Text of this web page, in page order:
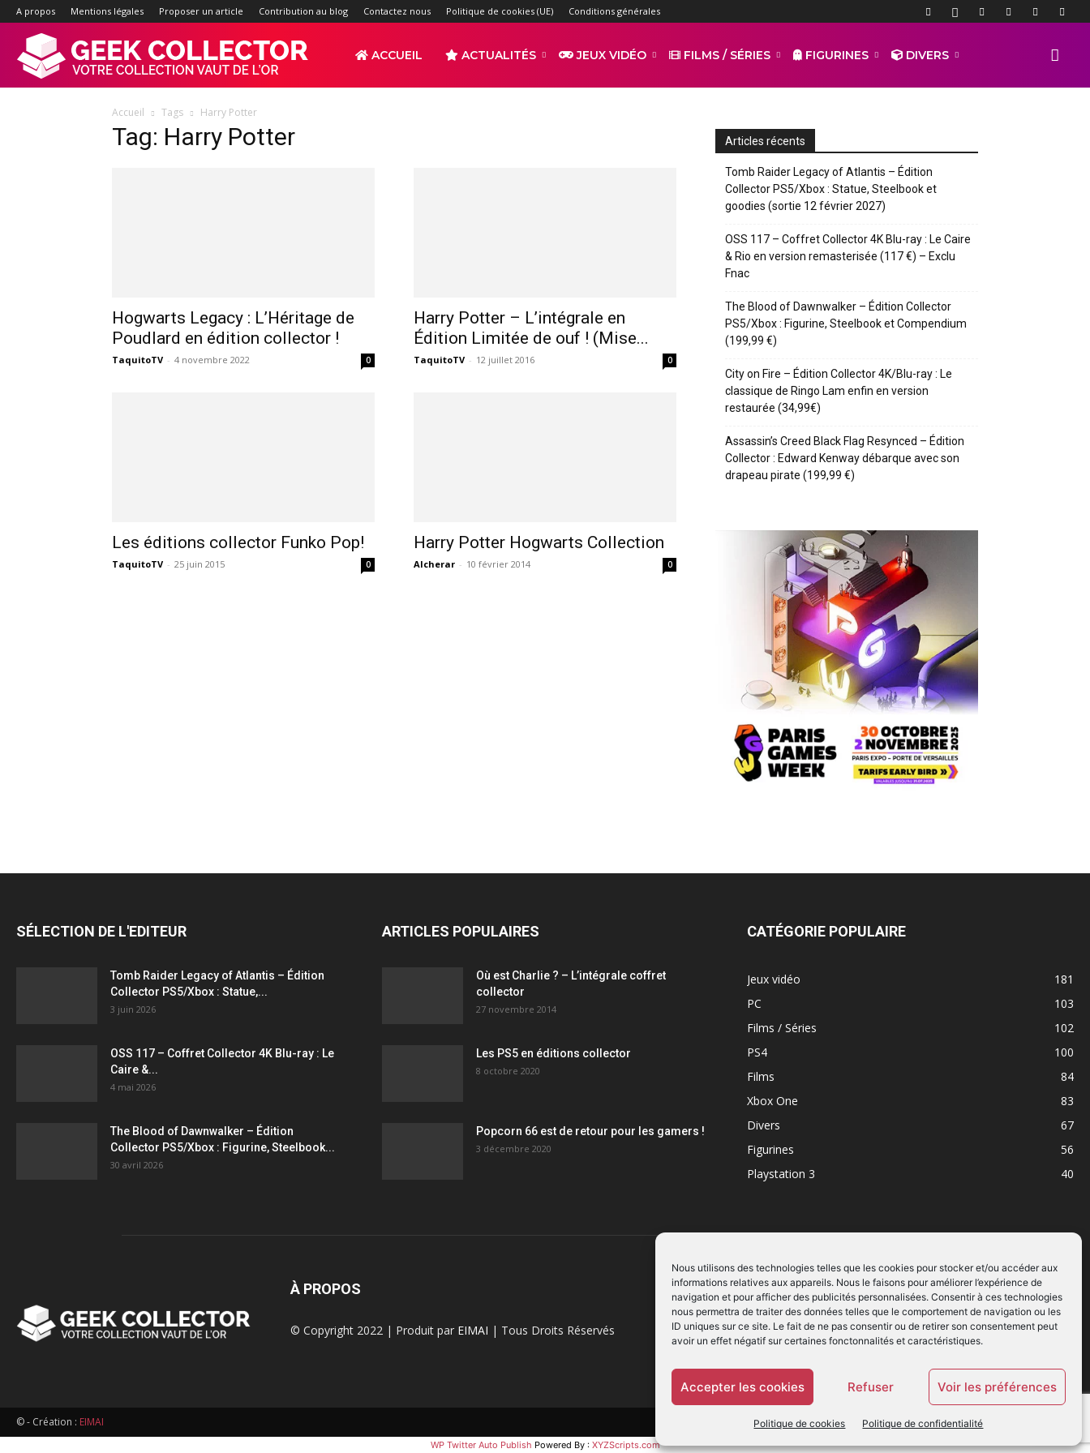
Nous utilisons des technologies telles que les cookies pour stocker et/ou accéder aux
informations relatives aux appareils. Nous le faisons pour améliorer l’expérience de
navigation et pour afficher des publicités personnalisées. Consentir à ces technologies
nous permettra de traiter des données telles que le comportement de navigation ou les
ID uniques sur ce site. Le fait de ne pas consentir ou de retirer son consentement peut
avoir un effet négatif sur certaines fonctonnalités et caractéristiques.
Accepter les cookies Refuser Voir les préférences
Politique de cookies Politique de confidentialité
A propos Mentions légales Proposer un article Contribution au blog Contactez nous Politique de cookies (UE) Conditions générales
d'actualités
steelbook,
statuettes
ACCUEIL ACTUALITÉS JEUX VIDÉO FILMS / SÉRIES FIGURINES DIVERS
Accueil Tags Harry Potter
Tag: Harry Potter
Hogwarts Legacy : L’Héritage de
Poudlard en édition collector !
TaquitoTV - 4 novembre 2022 0
Harry Potter – L’intégrale en
Édition Limitée de ouf ! (Mise...
TaquitoTV - 12 juillet 2016 0
Les éditions collector Funko Pop!
TaquitoTV - 25 juin 2015 0
Harry Potter Hogwarts Collection
Alcherar - 10 février 2014 0
Articles récents
Tomb Raider Legacy of Atlantis – Édition
Collector PS5/Xbox : Statue, Steelbook et
goodies (sortie 12 février 2027)
OSS 117 – Coffret Collector 4K Blu-ray : Le Caire
& Rio en version remasterisée (117 €) – Exclu
Fnac
The Blood of Dawnwalker – Édition Collector
PS5/Xbox : Figurine, Steelbook et Compendium
(199,99 €)
City on Fire – Édition Collector 4K/Blu-ray : Le
classique de Ringo Lam enfin en version
restaurée (34,99€)
Assassin’s Creed Black Flag Resynced – Édition
Collector : Edward Kenway débarque avec son
drapeau pirate (199,99 €)
SÉLECTION DE L'EDITEUR
Tomb Raider Legacy of Atlantis – Édition
Collector PS5/Xbox : Statue,...
3 juin 2026
OSS 117 – Coffret Collector 4K Blu-ray : Le
Caire &...
4 mai 2026
The Blood of Dawnwalker – Édition
Collector PS5/Xbox : Figurine, Steelbook...
30 avril 2026
ARTICLES POPULAIRES
Où est Charlie ? – L’intégrale coffret
collector
27 novembre 2014
Les PS5 en éditions collector
8 octobre 2020
Popcorn 66 est de retour pour les gamers !
3 décembre 2020
CATÉGORIE POPULAIRE
Jeux vidéo
181
PC
103
Films / Séries
102
PS4
100
Films
84
Xbox One
83
Divers
67
Figurines
56
Playstation 3
40
À PROPOS
© Copyright 2022 | Produit par EIMAI | Tous Droits Réservés
SUIVEZ NOUS
© - Création : EIMAI
WP Twitter Auto Publish Powered By : XYZScripts.com